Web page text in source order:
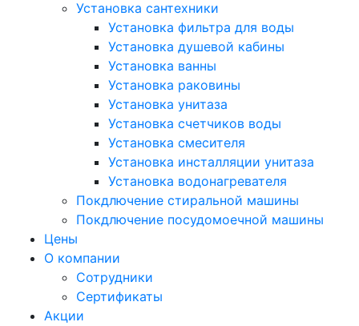
Установка сантехники
Установка фильтра для воды
Установка душевой кабины
Установка ванны
Установка раковины
Установка унитаза
Установка счетчиков воды
Установка смесителя
Установка инсталляции унитаза
Установка водонагревателя
Покдлючение стиральной машины
Покдлючение посудомоечной машины
Цены
О компании
Сотрудники
Сертификаты
Акции